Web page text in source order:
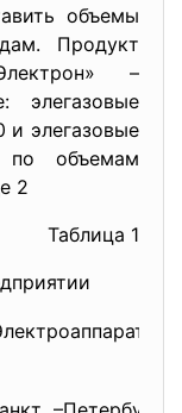
объемы
Продукт
–
элегазовые
элегазовые
по объемам
2
Таблица 1